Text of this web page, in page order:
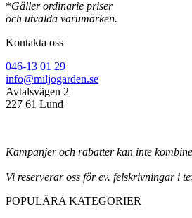
*Gäller ordinarie priser
och utvalda varumärken.
Kontakta oss
046-13 01 29
info@miljogarden.se
Avtalsvägen 2
227 61 Lund
Kampanjer och rabatter kan inte
Vi reserverar oss för ev. felskrivningar i
POPULÄRA KATEGORIER